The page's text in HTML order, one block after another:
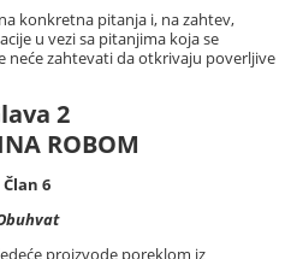
konkretna pitanja i, na zahtev,
u vezi sa pitanjima koja se
neće zahtevati da otkrivaju poverljive
2
ROBOM
Član 6
proizvode poreklom iz